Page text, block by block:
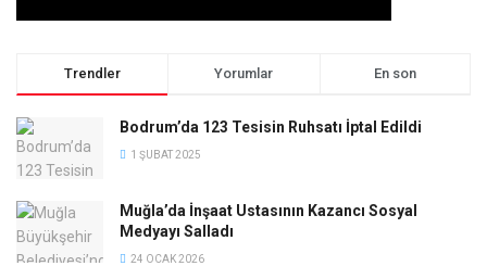
Trendler Yorumlar En son
Bodrum’da 123 Tesisin Ruhsatı İptal Edildi
1 ŞUBAT 2025
Muğla’da İnşaat Ustasının Kazancı Sosyal
Medyayı Salladı
24 OCAK 2026